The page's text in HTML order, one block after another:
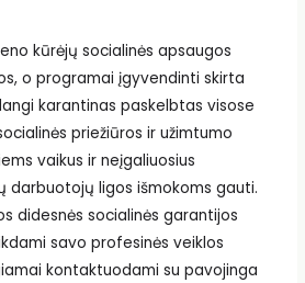
kūrėjų socialinės apsaugos
o programai įgyvendinti skirta
karantinas paskelbtas visose
priežiūros ir užimtumo
vaikus ir neįgaliuosius
darbuotojų ligos išmokoms gauti.
didesnės socialinės garantijos
savo profesinės veiklos
kontaktuodami su pavojinga